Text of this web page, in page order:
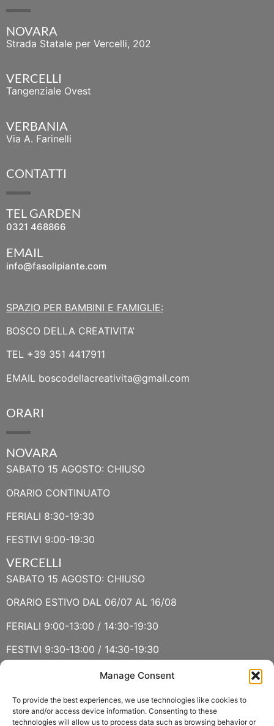
Manage Consent
To provide the best experiences, we use technologies like cookies to
store and/or access device information. Consenting to these
technologies will allow us to process data such as browsing behavior or
NOVARA
Strada Statale per Vercelli, 202
VERCELLI
Tangenziale Ovest
VERBANIA
Via A. Farinelli
CONTATTI
TEL GARDEN
0321 468866
EMAIL
info@fasolipiante.com
SPAZIO PER BAMBINI E FAMIGLIE:
BOSCO DELLA CREATIVITA’
TEL +39 351 4417911
EMAIL boscodellacreativita@gmail.com
ORARI
NOVARA
SABATO 15 AGOSTO: CHIUSO
ORARIO CONTINUATO
FERIALI 8:30-19:30
FESTIVI 9:00-19:30
VERCELLI
SABATO 15 AGOSTO: CHIUSO
ORARIO ESTIVO DAL 06/07 AL 16/08
FERIALI 9:00-13:00 / 14:30-19:30
FESTIVI 9:30-13:00 / 14:30-19:30
SABATO 15 AGOSTO E DOMENICA 16 AGOSTO: CHIUSO